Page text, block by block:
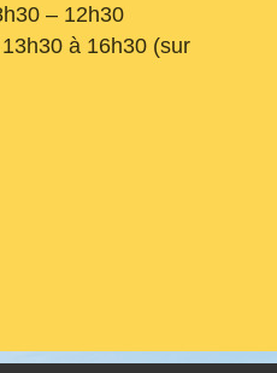
– 12h30
à 16h30 (sur